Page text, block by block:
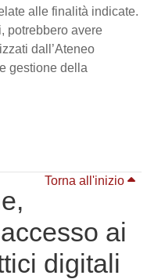
alle finalità indicate.
potrebbero avere
dall’Ateneo
gestione della
Torna all'inizio
ai
digitali